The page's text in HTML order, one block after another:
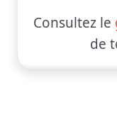
Consultez le
de